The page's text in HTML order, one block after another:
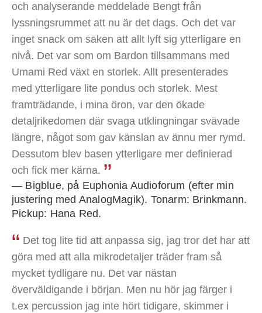
och analyserande meddelade Bengt från
lyssningsrummet att nu är det dags. Och det var
inget snack om saken att allt lyft sig ytterligare en
nivå. Det var som om Bardon tillsammans med
Umami Red växt en storlek. Allt presenterades
med ytterligare lite pondus och storlek. Mest
framträdande, i mina öron, var den ökade
detaljrikedomen där svaga utklingningar svävade
längre, något som gav känslan av ännu mer rymd.
Dessutom blev basen ytterligare mer definierad
och fick mer kärna.
— Bigblue, på Euphonia Audioforum (efter min
justering med AnalogMagik). Tonarm: Brinkmann.
Pickup: Hana Red.
Det tog lite tid att anpassa sig, jag tror det har att
göra med att alla mikrodetaljer träder fram så
mycket tydligare nu. Det var nästan
överväldigande i början. Men nu hör jag färger i
t.ex percussion jag inte hört tidigare, skimmer i